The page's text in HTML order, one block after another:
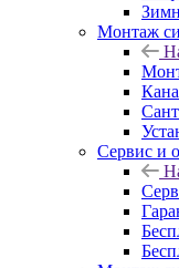
Монтаж
Сервис и